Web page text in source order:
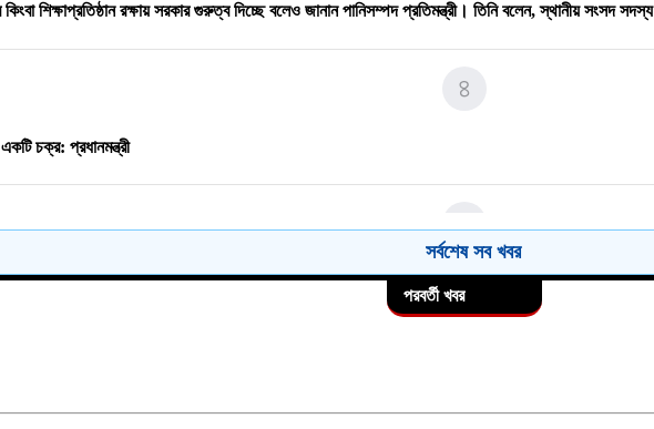
৮
১০
শিক্ষাপ্রতিষ্ঠান রক্ষায় সরকার গুরুত্ব দিচ্ছে বলেও জানান পানিসম্পদ প্রতিমন্ত্রী। তিনি বলেন, স্থানীয় সংসদ সদস্য
৪
চক্র: প্রধানমন্ত্রী
৫
স্ত্রী,দুই ছেলেসহ ৫ জন গ্রেপ্তার,৪ তরুণী উদ্ধার
দীর্ঘ অপেক্ষায় ক্ষো'ভ।
সর্বশেষ সব খবর
পরবর্তী খবর